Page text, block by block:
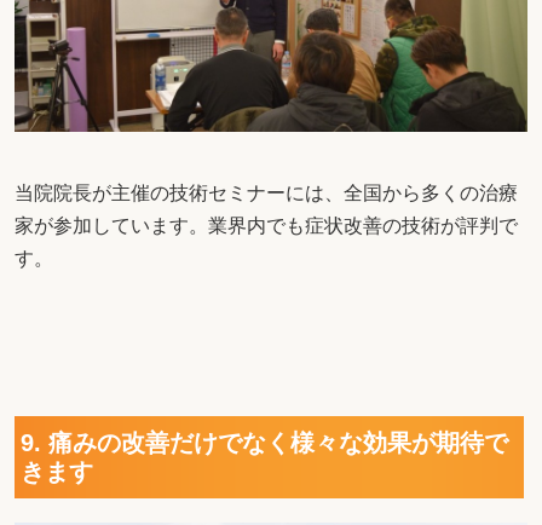
当院院長が主催の技術セミナーには、全国から多くの治療
家が参加しています。業界内でも症状改善の技術が評判で
す。
9. 痛みの改善だけでなく様々な効果が期待で
きます